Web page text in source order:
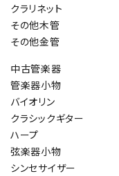
クラリネット
その他木管
その他金管
中古管楽器
管楽器小物
バイオリン
クラシックギター
ハープ
弦楽器小物
シンセサイザー